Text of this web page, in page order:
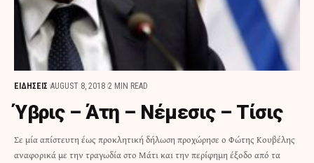
ΕΙΔΗΣΕΙΣ AUGUST 8, 2018 2 MIN READ
Ύβρις – Άτη – Νέμεσις – Τίσις
Σε μία απίστευτη έως προκλητική δήλωση προχώρησε ο Φώτης Κουβέλης
αναφορικά με την τραγωδία στο Μάτι και την περίφημη έξοδο από τα